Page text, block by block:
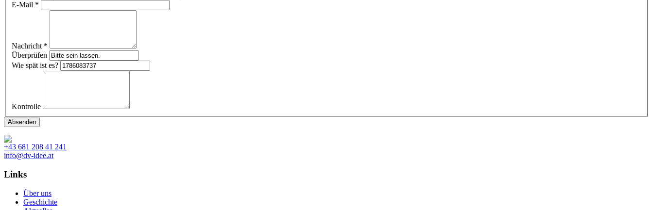
E-Mail *
Nachricht *
Überprüfen
Wie spät ist es?
Kontrolle
+43 681 208 41 241
info@dv-idee.at
Links
Über uns
Geschichte